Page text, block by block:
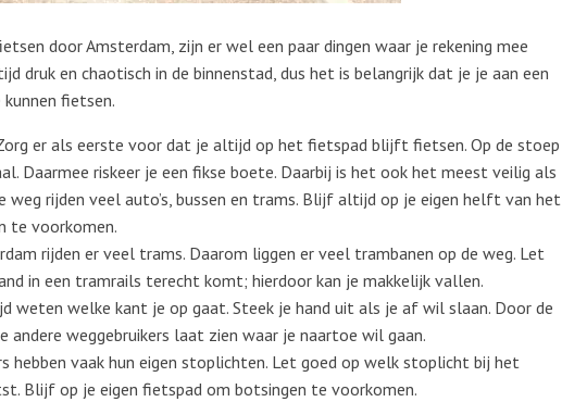
door Amsterdam, zijn er wel een paar dingen waar je rekening mee
druk en chaotisch in de binnenstad, dus het is belangrijk dat je je aan een
fietsen.
er als eerste voor dat je altijd op het fietspad blijft fietsen. Op de stoep
Daarmee riskeer je een fikse boete. Daarbij is het ook het meest veilig als
rijden veel auto’s, bussen en trams. Blijf altijd op je eigen helft van het
te voorkomen.
rijden er veel trams. Daarom liggen er veel trambanen op de weg. Let
in een tramrails terecht komt; hierdoor kan je makkelijk vallen.
weten welke kant je op gaat. Steek je hand uit als je af wil slaan. Door de
andere weggebruikers laat zien waar je naartoe wil gaan.
hebben vaak hun eigen stoplichten. Let goed op welk stoplicht bij het
Blijf op je eigen fietspad om botsingen te voorkomen.